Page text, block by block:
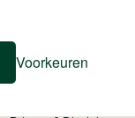
Voorkeuren